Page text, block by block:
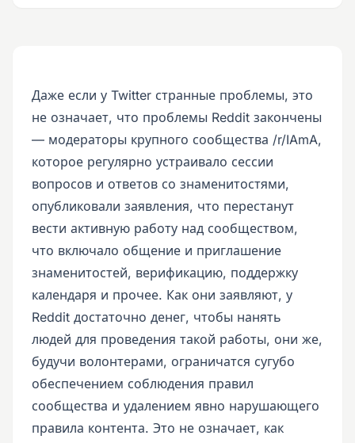
Даже если у Twitter странные проблемы, это
не означает, что проблемы Reddit закончены
— модераторы крупного сообщества /r/IAmA,
которое регулярно устраивало сессии
вопросов и ответов со знаменитостями,
опубликовали заявления, что перестанут
вести активную работу над сообществом,
что включало общение и приглашение
знаменитостей, верификацию, поддержку
календаря и прочее. Как они заявляют, у
Reddit достаточно денег, чтобы нанять
людей для проведения такой работы, они же,
будучи волонтерами, ограничатся сугубо
обеспечением соблюдения правил
сообщества и удалением явно нарушающего
правила контента. Это не означает, как